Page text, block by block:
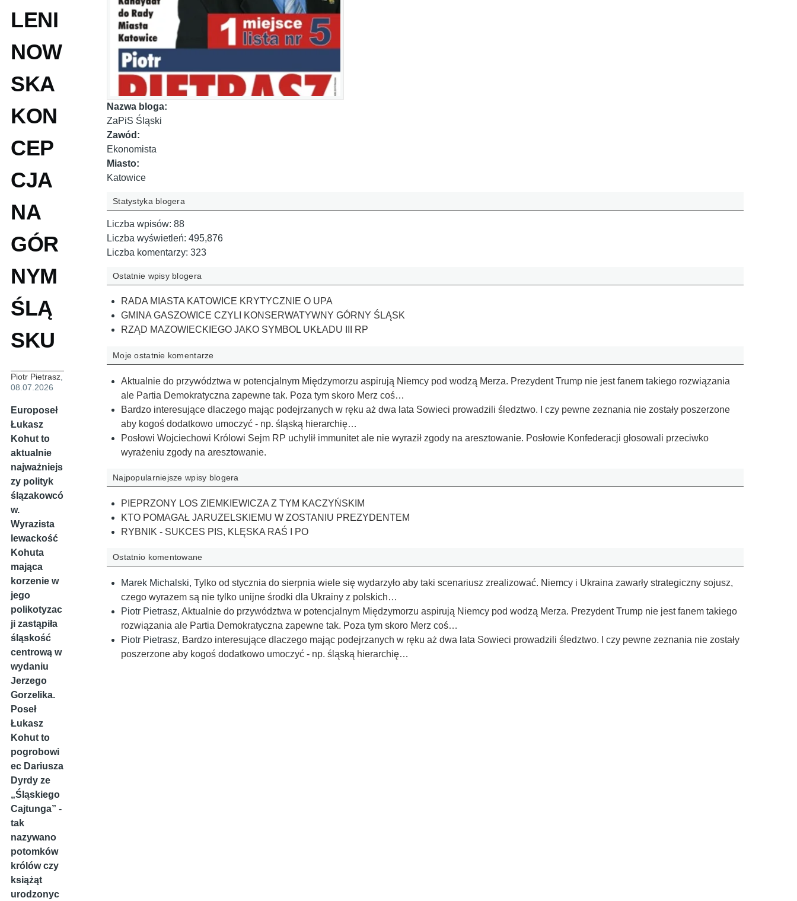
LENI
NOW
SKA
KON
CEP
CJA
NA
GÓR
NYM
ŚLĄ
SKU
Piotr Pietrasz,
08.07.2026
Europoseł
Łukasz
Kohut to
aktualnie
najważniejs
zy polityk
ślązakowcó
w.
Wyrazista
lewackość
Kohuta
mająca
korzenie w
jego
polikotyzac
ji zastąpiła
śląskość
centrową w
wydaniu
Jerzego
Gorzelika.
Poseł
Łukasz
Kohut to
pogrobowi
ec Dariusza
Dyrdy ze
„Śląskiego
Cajtunga” -
tak
nazywano
potomków
królów czy
książąt
urodzonyc
Nazwa bloga:
ZaPiS Śląski
Zawód:
Ekonomista
Miasto:
Katowice
Statystyka blogera
Liczba wpisów: 88
Liczba wyświetleń: 495,876
Liczba komentarzy: 323
Ostatnie wpisy blogera
RADA MIASTA KATOWICE KRYTYCZNIE O UPA
GMINA GASZOWICE CZYLI KONSERWATYWNY GÓRNY ŚLĄSK
RZĄD MAZOWIECKIEGO JAKO SYMBOL UKŁADU III RP
Moje ostatnie komentarze
Aktualnie do przywództwa w potencjalnym Międzymorzu aspirują Niemcy pod wodzą Merza. Prezydent Trump nie jest fanem takiego rozwiązania
ale Partia Demokratyczna zapewne tak. Poza tym skoro Merz coś…
Bardzo interesujące dlaczego mając podejrzanych w ręku aż dwa lata Sowieci prowadzili śledztwo. I czy pewne zeznania nie zostały poszerzone
aby kogoś dodatkowo umoczyć - np. śląską hierarchię…
Posłowi Wojciechowi Królowi Sejm RP uchylił immunitet ale nie wyraził zgody na aresztowanie. Posłowie Konfederacji głosowali przeciwko
wyrażeniu zgody na aresztowanie.
Najpopularniejsze wpisy blogera
PIEPRZONY LOS ZIEMKIEWICZA Z TYM KACZYŃSKIM
KTO POMAGAŁ JARUZELSKIEMU W ZOSTANIU PREZYDENTEM
RYBNIK - SUKCES PIS, KLĘSKA RAŚ I PO
Ostatnio komentowane
Marek Michalski, Tylko od stycznia do sierpnia wiele się wydarzyło aby taki scenariusz zrealizować. Niemcy i Ukraina zawarły strategiczny sojusz,
czego wyrazem są nie tylko unijne środki dla Ukrainy z polskich…
Piotr Pietrasz, Aktualnie do przywództwa w potencjalnym Międzymorzu aspirują Niemcy pod wodzą Merza. Prezydent Trump nie jest fanem takiego
rozwiązania ale Partia Demokratyczna zapewne tak. Poza tym skoro Merz coś…
Piotr Pietrasz, Bardzo interesujące dlaczego mając podejrzanych w ręku aż dwa lata Sowieci prowadzili śledztwo. I czy pewne zeznania nie zostały
poszerzone aby kogoś dodatkowo umoczyć - np. śląską hierarchię…